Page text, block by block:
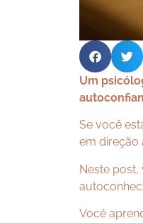
Um
Se você
em direção
Neste
Você